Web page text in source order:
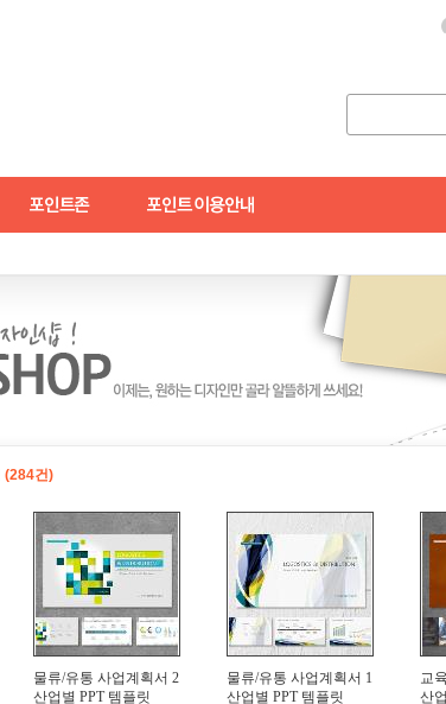
(284건)
물류/유통 사업계획서 2
산업별 PPT 템플릿
물류/유통 사업계획서 1
산업별 PPT 템플릿
교
산